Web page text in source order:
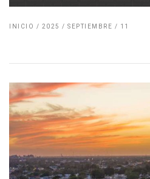
INICIO / 2025 / SEPTIEMBRE / 11